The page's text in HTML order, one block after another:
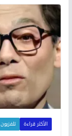
الأكثر قراءة تلفزيون